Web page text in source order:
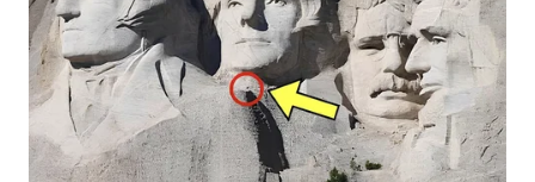
WAHANA
NEWS
WAHANA
TANI